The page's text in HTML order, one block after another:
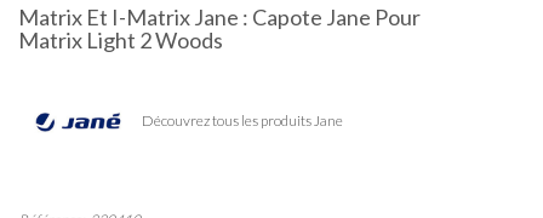
Matrix Et I-Matrix Jane : Capote Jane Pour
Matrix Light 2 Woods
Découvrez tous les produits Jane